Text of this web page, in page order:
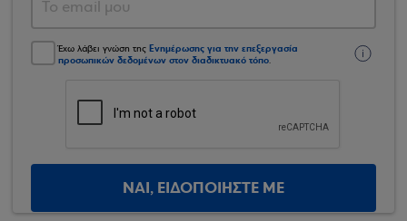
Έχω λάβει γνώση της Ενημέρωσης για την επεξεργασία
προσωπικών δεδομένων στον διαδικτυακό τόπο.
ΝΑΙ, ΕΙΔΟΠΟΙΗΣΤΕ ΜΕ